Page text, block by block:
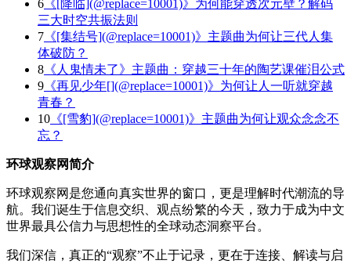
6 《[降临](@replace=10001)》为何能穿透次元壁？解码
三大时空共振法则
7 《[集结号](@replace=10001)》主题曲为何让三代人集
体破防？
8 《人鬼情未了》主题曲：穿越三十年的陶艺课催泪公式
9 《再见少年[](@replace=10001)》为何让人一听就穿越
青春？
10 《[雪豹](@replace=10001)》主题曲为何让观众念念不
忘？
环球观察网简介
环球观察网是您通向真实世界的窗口，更是理解时代潮流的导
航。我们诞生于信息交织、观点纷繁的今天，致力于成为中文
世界最具公信力与思想性的全球动态洞察平台。
我们深信，真正的“观察”不止于记录，更在于连接、解读与启